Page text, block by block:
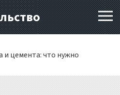
и цемента: что нужно